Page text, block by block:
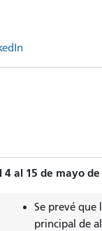
al 15 de mayo de
Se prevé que
principal de